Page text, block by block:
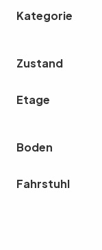
Kategorie
Zustand
Etage
Boden
Fahrstuhl